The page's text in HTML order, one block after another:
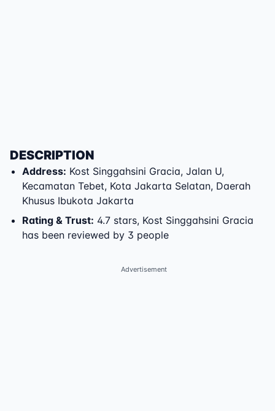
DESCRIPTION
Address: Kost Singgahsini Gracia, Jalan U,
Kecamatan Tebet, Kota Jakarta Selatan, Daerah
Khusus Ibukota Jakarta
Rating & Trust: 4.7 stars, Kost Singgahsini Gracia
has been reviewed by 3 people
Advertisement